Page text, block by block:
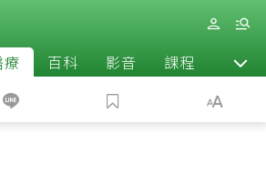
療 百科 影音 課程 退休